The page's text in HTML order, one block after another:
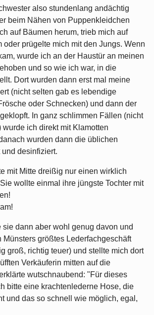
also stundenlang andächtig
beim Nähen von Puppenkleidchen
auf Bäumen herum, trieb mich auf
oder prügelte mich mit den Jungs. Wenn
wurde ich an der Haustür an meinen
und so wie ich war, in die
Dort wurden dann erst mal meine
(nicht selten gab es lebendige
oder Schnecken) und dann der
In ganz schlimmen Fällen (nicht
wurde ich direkt mit Klamotten
wurden dann die üblichen
desinfiziert.
mit Mitte dreißig nur einen wirklich
wollte einmal ihre jüngste Tochter mit
sie dann aber wohl genug davon und
Münsters größtes Lederfachgeschäft
groß, richtig teuer) und stellte mich dort
Verkäuferin mitten auf die
wutschnaubend: "Für dieses
bitte eine krachtenlederne Hose, die
und das so schnell wie möglich, egal,